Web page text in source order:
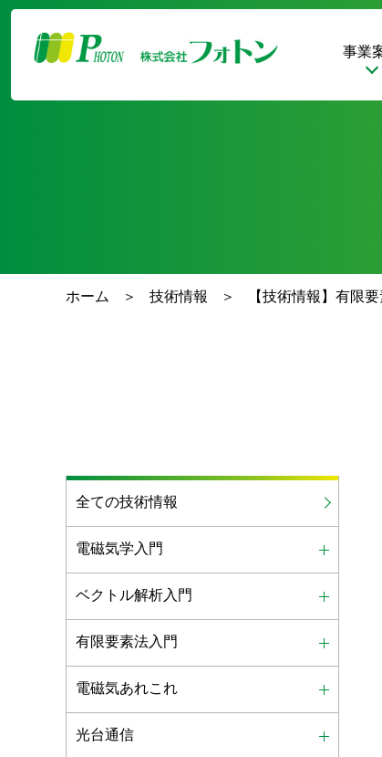
事業
ホーム 技術情報 【技術情報】有限
全ての技術情報
電磁気学入門
ベクトル解析入門
有限要素法入門
電磁気あれこれ
光台通信